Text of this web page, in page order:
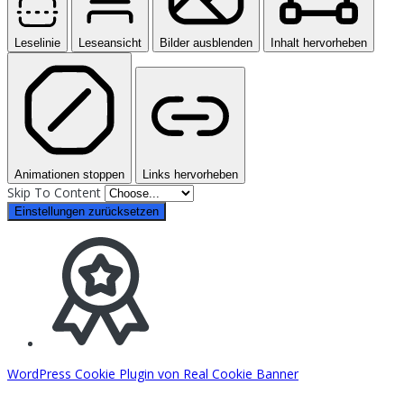
Leselinie Leseansicht Bilder ausblenden Inhalt hervorheben
Animationen stoppen Links hervorheben
Skip To Content
Einstellungen zurücksetzen
WordPress Cookie Plugin von Real Cookie Banner